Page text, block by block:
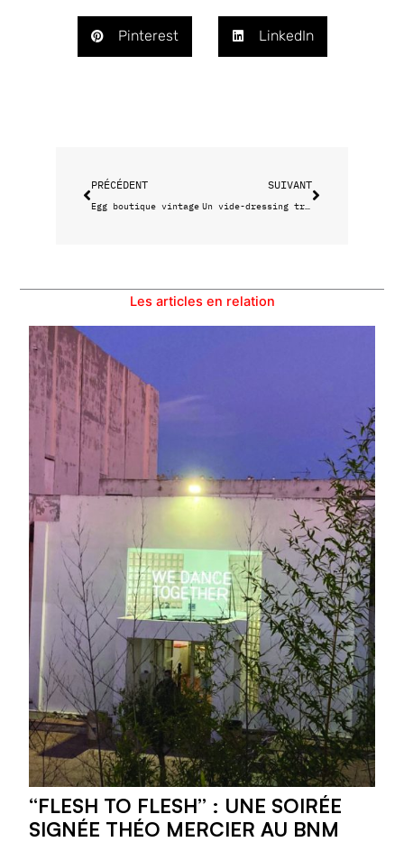
Pinterest LinkedIn
PRÉCÉDENT
Egg boutique vintage
SUIVANT
Un vide-dressing très très cool
Les articles en relation
“FLESH TO FLESH” : UNE SOIRÉE
SIGNÉE THÉO MERCIER AU BNM